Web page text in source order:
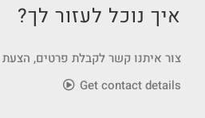
איך נוכל לעזור לך?
צור איתנו קשר לקבלת פרטים,
Get contact details